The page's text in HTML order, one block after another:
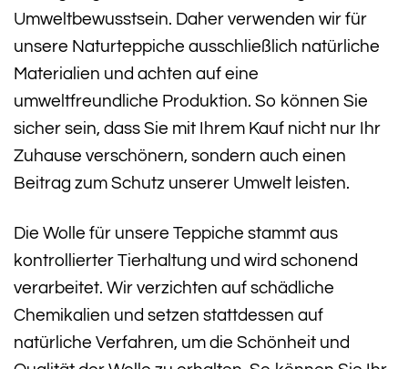
Umweltbewusstsein. Daher verwenden wir für
unsere Naturteppiche ausschließlich natürliche
Materialien und achten auf eine
umweltfreundliche Produktion. So können Sie
sicher sein, dass Sie mit Ihrem Kauf nicht nur Ihr
Zuhause verschönern, sondern auch einen
Beitrag zum Schutz unserer Umwelt leisten.
Die Wolle für unsere Teppiche stammt aus
kontrollierter Tierhaltung und wird schonend
verarbeitet. Wir verzichten auf schädliche
Chemikalien und setzen stattdessen auf
natürliche Verfahren, um die Schönheit und